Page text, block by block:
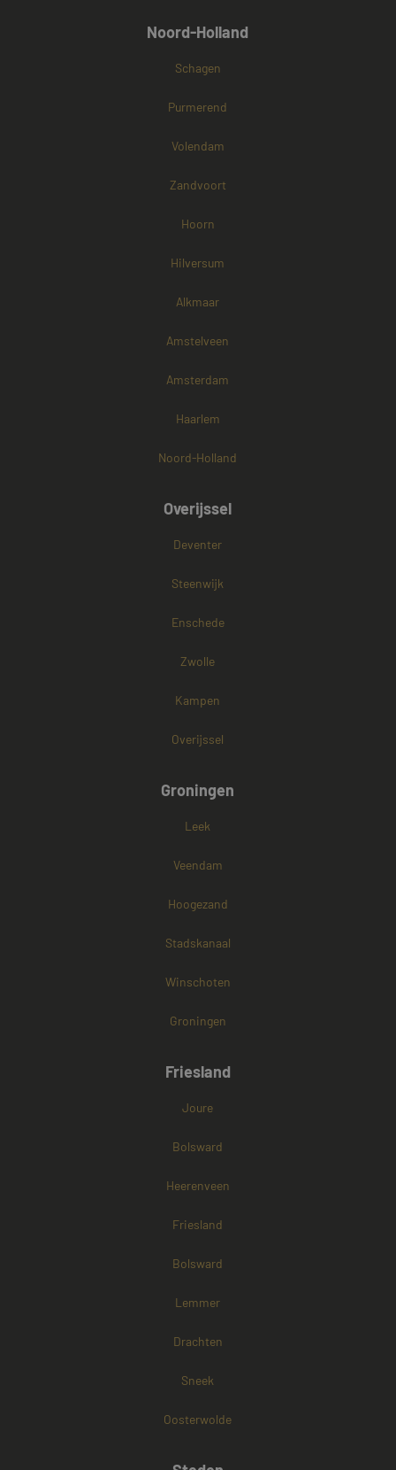
Noord-Holland
Schagen
Purmerend
Volendam
Zandvoort
Hoorn
Hilversum
Alkmaar
Amstelveen
Amsterdam
Haarlem
Noord-Holland
Overijssel
Deventer
Steenwijk
Enschede
Zwolle
Kampen
Overijssel
Groningen
Leek
Veendam
Hoogezand
Stadskanaal
Winschoten
Groningen
Friesland
Joure
Bolsward
Heerenveen
Friesland
Bolsward
Lemmer
Drachten
Sneek
Oosterwolde